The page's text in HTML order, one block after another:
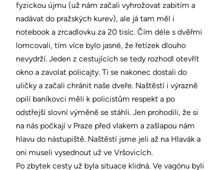
fyzickou újmu (už nám začali vyhrožovat zabitím a
nadávat do pražských kurev), ale já tam měl i
notebook a zrcadlovku za 20 tisíc. Čím déle s dvěřmi
lomcovali, tím více bylo jasné, že řetízek dlouho
nevydrží. Jeden z cestujících se tedy rozhodl otevřít
okno a zavolat policajty. Ti se nakonec dostali do
uličky a začali chránit naše dveře. Naštěstí i výrazně
opilí baníkovci měli k policistům respekt a po
odstřejší slovní výměně se stáhli. Jen prohodili, že si
na nás počkají v Praze před vlakem a zašlapou nám
hlavu do nástupiště. Naštěstí jsme jeli až na Hlavák a
oni museli vysednout už ve Vršovicích.
Po zbytek cesty už byla situace klidná. Ve vagónu byli